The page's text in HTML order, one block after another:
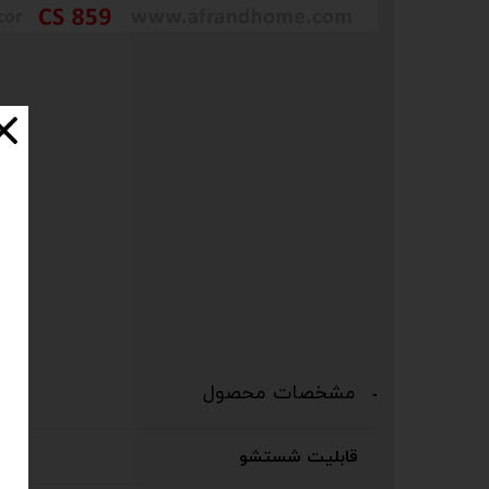
مشخصات محصول
قابلیت شستشو